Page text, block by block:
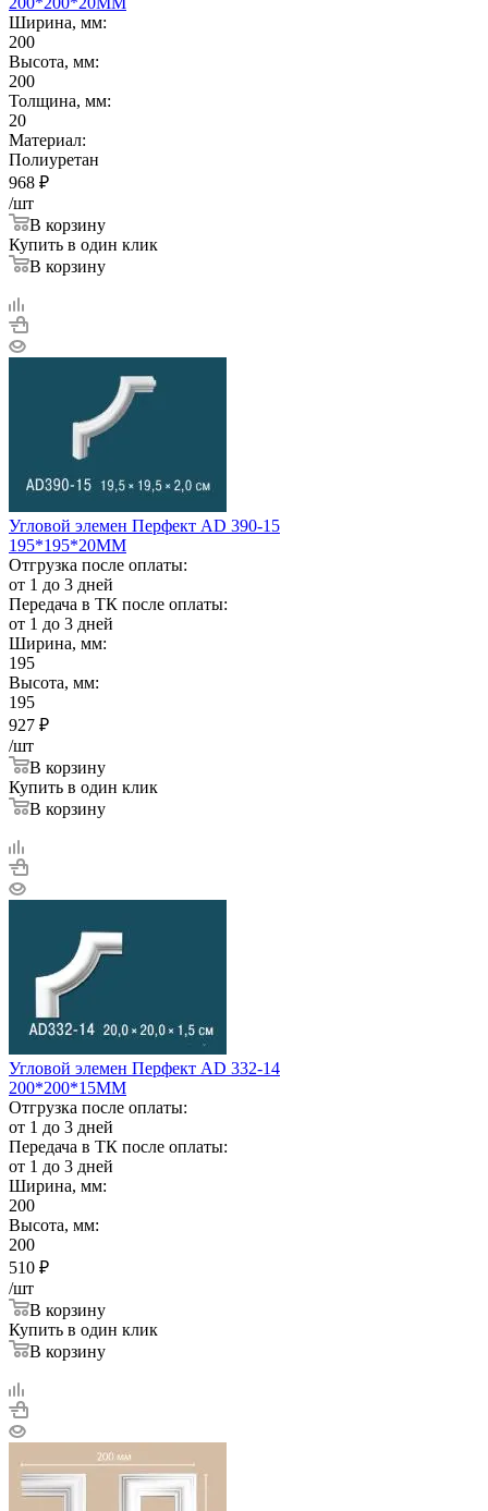
Ширина, мм:
200
Высота, мм:
200
Толщина, мм:
20
Материал:
Полиуретан
968 ₽
/шт
В корзину
Купить в один клик
В корзину
Угловой элемен Перфект AD 390-15
195*195*20ММ
Отгрузка после оплаты:
от 1 до 3 дней
Передача в ТК после оплаты:
от 1 до 3 дней
Ширина, мм:
195
Высота, мм:
195
927 ₽
/шт
В корзину
Купить в один клик
В корзину
Угловой элемен Перфект AD 332-14
200*200*15ММ
Отгрузка после оплаты:
от 1 до 3 дней
Передача в ТК после оплаты:
от 1 до 3 дней
Ширина, мм:
200
Высота, мм:
200
510 ₽
/шт
В корзину
Купить в один клик
В корзину